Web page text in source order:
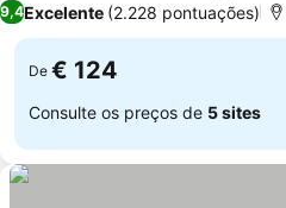
9,4Excelente (2.228 pontuações)
De € 124
Consulte os preços de 5 sites